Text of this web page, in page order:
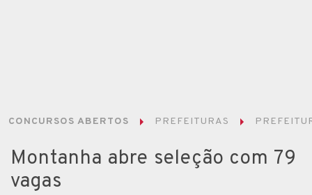
CONCURSOS ABERTOS PREFEITURAS
Montanha abre seleção com 79
vagas